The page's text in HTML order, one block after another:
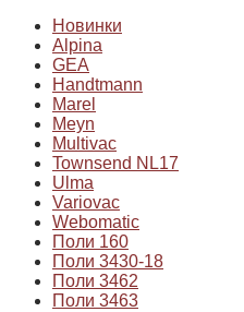
Новинки
Alpina
GEA
Handtmann
Marel
Meyn
Multivac
Townsend NL17
Ulma
Variovac
Webomatic
Поли 160
Поли 3430-18
Поли 3462
Поли 3463